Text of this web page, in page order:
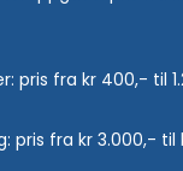
pris fra kr 400,- til
pris fra kr 3.000,- til